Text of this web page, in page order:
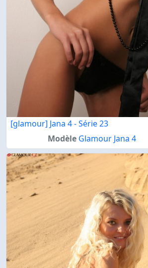
[glamour] Jana 4 - Série 23
Modèle Glamour Jana 4